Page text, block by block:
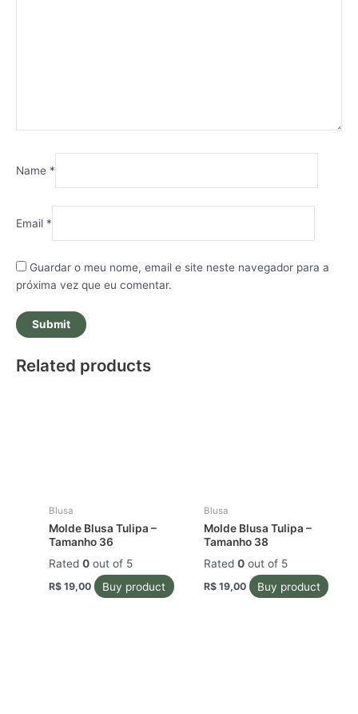
Name *
Email *
Guardar o meu nome, email e site neste navegador para a
próxima vez que eu comentar.
Related products
Blusa
Molde Blusa Tulipa –
Tamanho 36
Rated0 out of 5
R$ 19,00 Buy product
Blusa
Molde Blusa Tulipa –
Tamanho 38
Rated 0out of 5
R$19,00 Buy product